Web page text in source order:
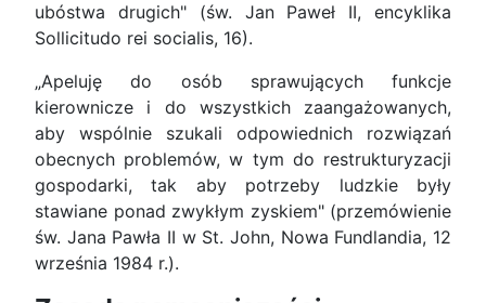
ubóstwa drugich" (św. Jan Paweł II, encyklika
Sollicitudo rei socialis, 16).
„Apeluję do osób sprawujących funkcje
kierownicze i do wszystkich zaangażowanych,
aby wspólnie szukali odpowiednich rozwiązań
obecnych problemów, w tym do restrukturyzacji
gospodarki, tak aby potrzeby ludzkie były
stawiane ponad zwykłym zyskiem" (przemówienie
św. Jana Pawła II w St. John, Nowa Fundlandia, 12
września 1984 r.).